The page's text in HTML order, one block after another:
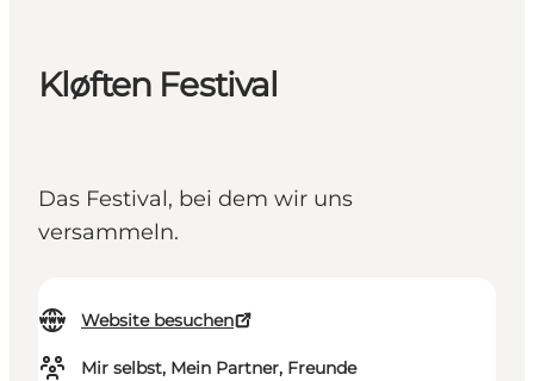
Kløften Festival
Das Festival, bei dem wir uns
versammeln.
Website besuchen
Mir selbst, Mein Partner, Freunde